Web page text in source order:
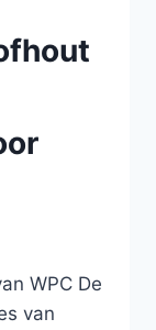
WPC De
van